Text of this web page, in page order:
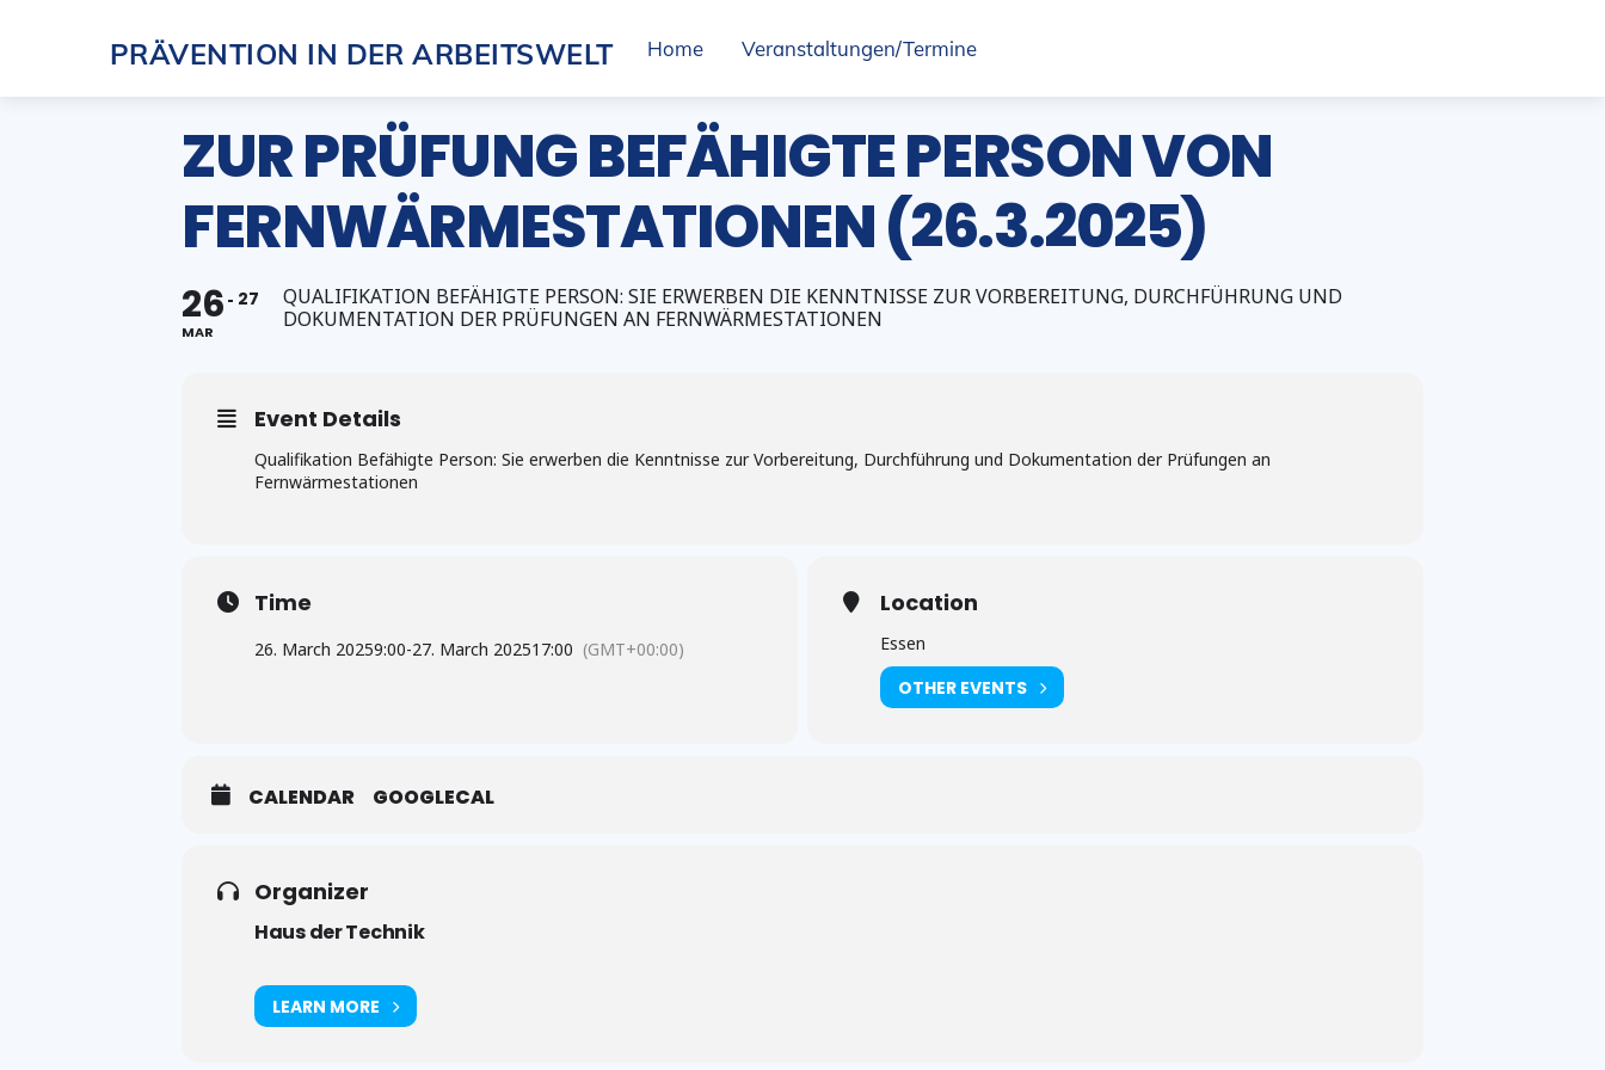
PRÄVENTION IN DER ARBEITSWELT Home Veranstaltungen/Termine
ZUR PRÜFUNG BEFÄHIGTE PERSON VON
FERNWÄRMESTATIONEN (26.3.2025)
26
MAR
27
QUALIFIKATION BEFÄHIGTE PERSON: SIE ERWERBEN DIE KENNTNISSE ZUR VORBEREITUNG, DURCHFÜHRUNG UND
DOKUMENTATION DER PRÜFUNGEN AN FERNWÄRMESTATIONEN
Event Details
Qualifikation Befähigte Person: Sie erwerben die Kenntnisse zur Vorbereitung, Durchführung und Dokumentation der Prüfungen an
Fernwärmestationen
Time
26. March 20259:00-27. March 202517:00 (GMT+00:00)
Location
Essen
OTHER EVENTS
CALENDAR GOOGLECAL
Organizer
Haus der Technik
LEARN MORE